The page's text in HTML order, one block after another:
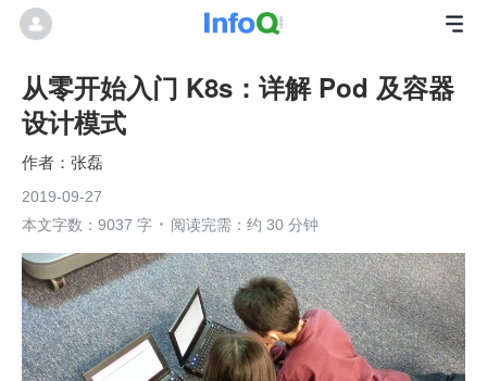
从零开始入门 K8s：详解 Pod 及容器
设计模式
张磊
2019-09-27
本文字数：9037 字
阅读完需：约 30 分钟